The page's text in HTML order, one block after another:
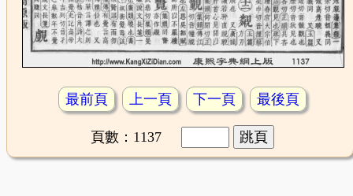
最前頁 上一頁 下一頁 最後頁
頁數：1137